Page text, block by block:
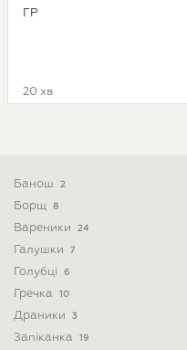
ГР
20 хв
Банош 2
Борщ 8
Вареники 24
Галушки 7
Голубці 6
Гречка 10
Драники 3
Запіканка 19